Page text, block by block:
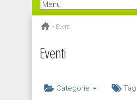
» Eventi
Eventi
Categorie Tag